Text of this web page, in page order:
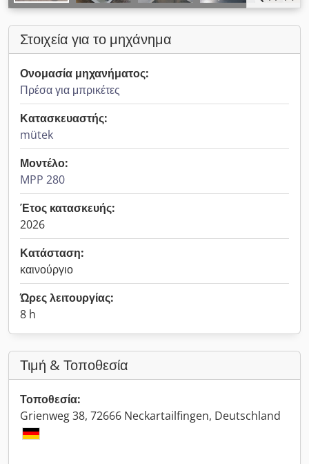
Στοιχεία για το μηχάνημα
Ονομασία μηχανήματος:
Πρέσα για μπρικέτες
Κατασκευαστής:
mütek
Μοντέλο:
MPP 280
Έτος κατασκευής:
2026
Κατάσταση:
καινούργιο
Ώρες λειτουργίας:
8 h
Τιμή & Τοποθεσία
Τοποθεσία:
Grienweg 38, 72666 Neckartailfingen, Deutschland